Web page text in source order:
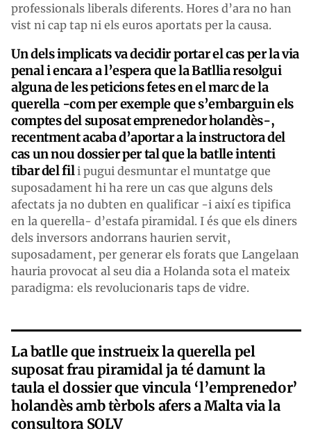
professionals liberals diferents. Hores d’ara no han
vist ni cap tap ni els euros aportats per la causa.
Un dels implicats va decidir portar el cas per la via
penal i encara a l’espera que la Batllia resolgui
alguna de les peticions fetes en el marc de la
querella -com per exemple que s’embarguin els
comptes del suposat emprenedor holandès-,
recentment acaba d’aportar a la instructora del
cas un nou dossier per tal que la batlle intenti
tibar del fili pugui desmuntar el muntatge que
suposadament hi ha rere un cas que alguns dels
afectats ja no dubten en qualificar -i així es tipifica
en la querella- d’estafa piramidal. I és que els diners
dels inversors andorrans haurien servit,
suposadament, per generar els forats que Langelaan
hauria provocat al seu dia a Holanda sota el mateix
paradigma: els revolucionaris taps de vidre.
La batlle que instrueix la querella pel
suposat frau piramidal ja té damunt la
taula el dossier que vincula ‘l’emprenedor’
holandès amb tèrbols afers a Malta via la
consultora SOLV